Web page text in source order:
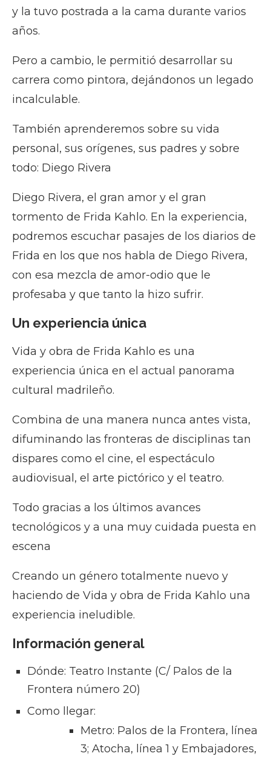
y la tuvo postrada a la cama durante varios
años.
Pero a cambio, le permitió desarrollar su
carrera como pintora, dejándonos un legado
incalculable.
También aprenderemos sobre su vida
personal, sus orígenes, sus padres y sobre
todo: Diego Rivera
Diego Rivera, el gran amor y el gran
tormento de Frida Kahlo. En la experiencia,
podremos escuchar pasajes de los diarios de
Frida en los que nos habla de Diego Rivera,
con esa mezcla de amor-odio que le
profesaba y que tanto la hizo sufrir.
Un experiencia única
Vida y obra de Frida Kahlo es una
experiencia única en el actual panorama
cultural madrileño.
Combina de una manera nunca antes vista,
difuminando las fronteras de disciplinas tan
dispares como el cine, el espectáculo
audiovisual, el arte pictórico y el teatro.
Todo gracias a los últimos avances
tecnológicos y a una muy cuidada puesta en
escena
Creando un género totalmente nuevo y
haciendo de Vida y obra de Frida Kahlo una
experiencia ineludible.
Información general
Dónde: Teatro Instante (C/ Palos de la
Frontera número 20)
Como llegar:
Metro: Palos de la Frontera, línea
3; Atocha, línea 1 y Embajadores,